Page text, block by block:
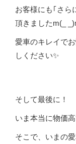
お客様にも｢さら
頂きましたm(_
愛車のキレイで
しください✨
そして最後に！
いま本当に物価
そこで、いまの